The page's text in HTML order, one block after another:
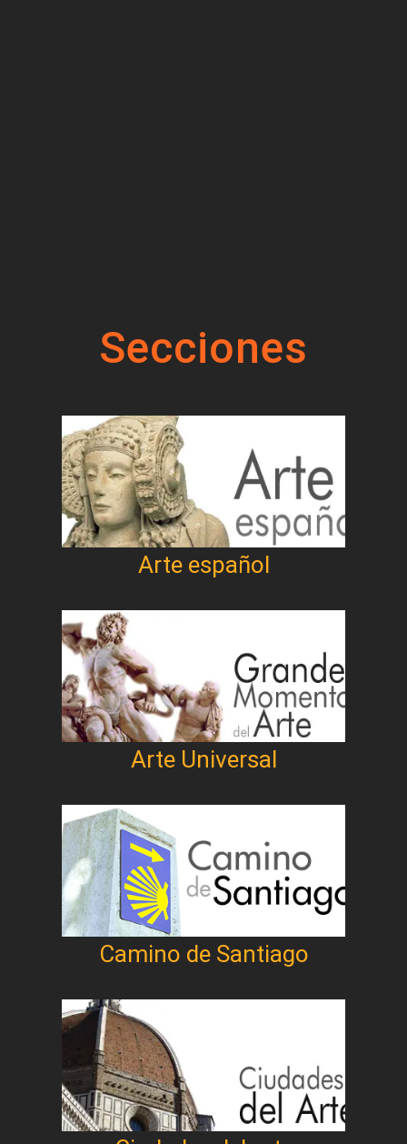
Secciones
Arte español
Arte Universal
Camino de Santiago